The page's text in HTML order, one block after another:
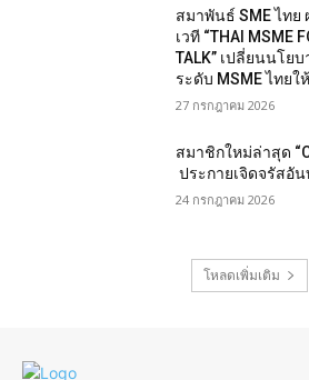
สมาพันธ์ SME ไทย
เวที “THAI MSME
TALK” เปลี่ยนนโย
ระดับ MSME ไทย
27 กรกฎาคม 2026
สมาชิกใหม่ล่าสุด
ประกายเจิดจรัสอัน
24 กรกฎาคม 2026
โหลดเพิ่มเติม